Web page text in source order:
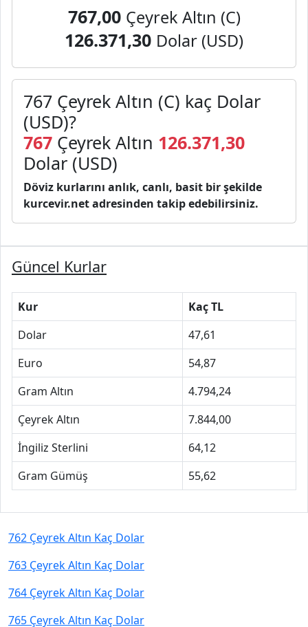
767,00 Çeyrek Altın (C)
126.371,30 Dolar (USD)
767 Çeyrek Altın (C) kaç Dolar
(USD)?
767 Çeyrek Altın 126.371,30
Dolar (USD)
Döviz kurlarını anlık, canlı, basit bir şekilde
kurcevir.net adresinden takip edebilirsiniz.
Güncel Kurlar
Kur
Kaç TL
Dolar
47,61
Euro
54,87
Gram Altın
4.794,24
Çeyrek Altın
7.844,00
İngiliz Sterlini
64,12
Gram Gümüş
55,62
762 Çeyrek Altın Kaç Dolar
763 Çeyrek Altın Kaç Dolar
764 Çeyrek Altın Kaç Dolar
765 Çeyrek Altın Kaç Dolar